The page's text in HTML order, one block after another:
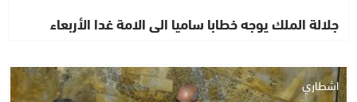
جلالة الملك يوجه خطابا ساميا الى الامة غدا الأربعاء
اشطاري